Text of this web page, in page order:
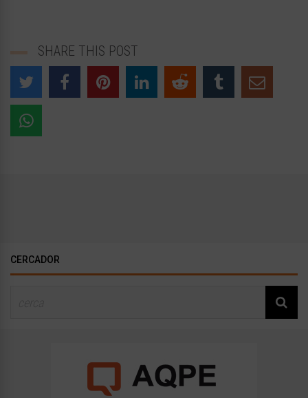
SHARE THIS POST
CERCADOR